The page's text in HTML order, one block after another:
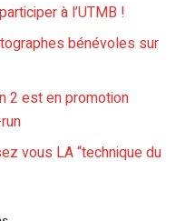
à l’UTMB !
bénévoles sur
2 est en promotion
vous LA “technique du